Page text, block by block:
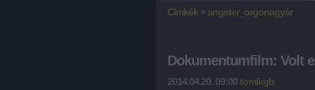
Címkék » angster_orgonagyár
Dokumentumfilm: Volt
2014.04.20. 09:00tomikgb